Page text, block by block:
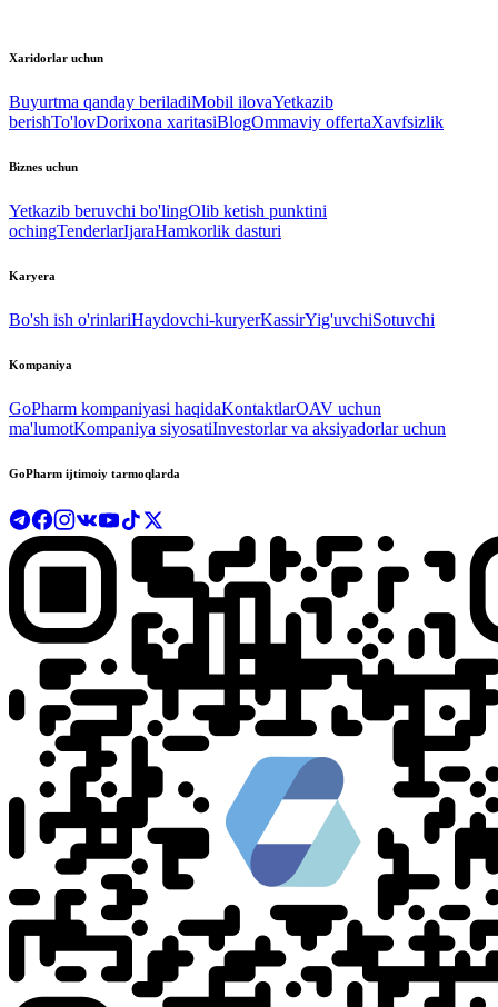
Xaridorlar uchun
Buyurtma qanday beriladiMobil ilovaYetkazib
berishTo'lovDorixona xaritasiBlogOmmaviy offertaXavfsizlik
Biznes uchun
Yetkazib beruvchi bo'lingOlib ketish punktini
ochingTenderlarIjaraHamkorlik dasturi
Karyera
Bo'sh ish o'rinlariHaydovchi-kuryerKassirYig'uvchiSotuvchi
Kompaniya
GoPharm kompaniyasi haqidaKontaktlarOAV uchun
ma'lumotKompaniya siyosatiInvestorlar va aksiyadorlar uchun
GoPharm ijtimoiy tarmoqlarda